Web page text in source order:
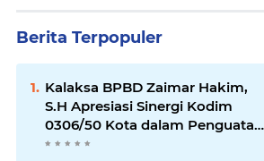
Berita Terpopuler
Kalaksa BPBD Zaimar Hakim,
S.H Apresiasi Sinergi Kodim
0306/50 Kota dalam Penguatan
Mitigasi dan Penanganan